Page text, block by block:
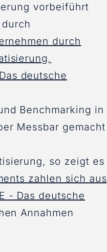
vorbeiführt
durch
deutsche
Benchmarking in
Messbar gemacht
so zeigt es
zahlen sich aus
- Das deutsche
Annahmen